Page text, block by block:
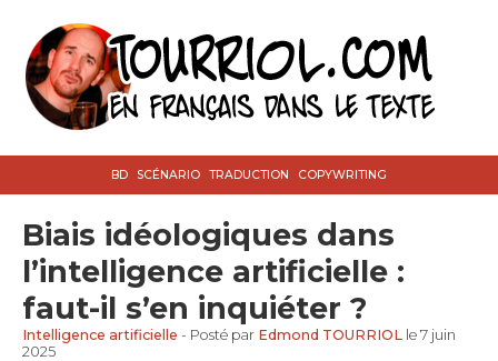
BD SCÉNARIO TRADUCTION COPYWRITING
Biais idéologiques dans
l’intelligence artificielle :
faut-il s’en inquiéter ?
Intelligence artificielle - Posté par Edmond TOURRIOL le 7 juin
2025